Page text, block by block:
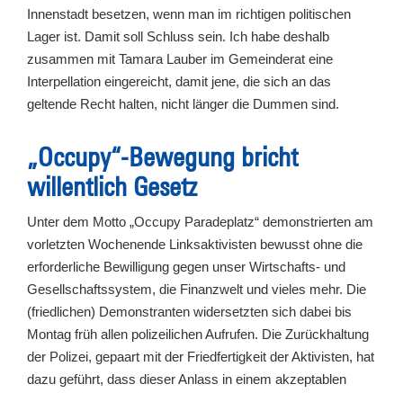
Innenstadt besetzen, wenn man im richtigen politischen
Lager ist. Damit soll Schluss sein. Ich habe deshalb
zusammen mit Tamara Lauber im Gemeinderat eine
Interpellation eingereicht, damit jene, die sich an das
geltende Recht halten, nicht länger die Dummen sind.
„Occupy“-Bewegung bricht
willentlich Gesetz
Unter dem Motto „Occupy Paradeplatz“ demonstrierten am
vorletzten Wochenende Linksaktivisten bewusst ohne die
erforderliche Bewilligung gegen unser Wirtschafts- und
Gesellschaftssystem, die Finanzwelt und vieles mehr. Die
(friedlichen) Demonstranten widersetzten sich dabei bis
Montag früh allen polizeilichen Aufrufen. Die Zurückhaltung
der Polizei, gepaart mit der Friedfertigkeit der Aktivisten, hat
dazu geführt, dass dieser Anlass in einem akzeptablen